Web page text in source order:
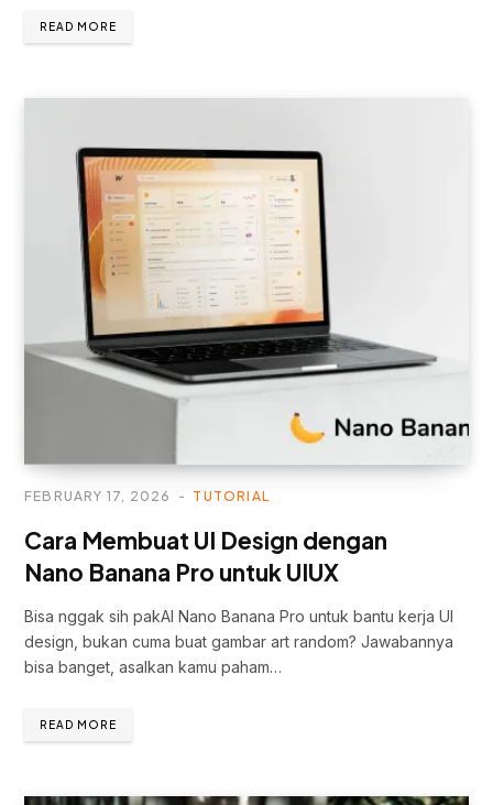
READ MORE
TUTORIAL
FEBRUARY 17, 2026
Cara Membuat UI Design dengan
Nano Banana Pro untuk UIUX
Bisa nggak sih pakAI Nano Banana Pro untuk bantu kerja UI
design, bukan cuma buat gambar art random? Jawabannya
bisa banget, asalkan kamu paham…
READ MORE